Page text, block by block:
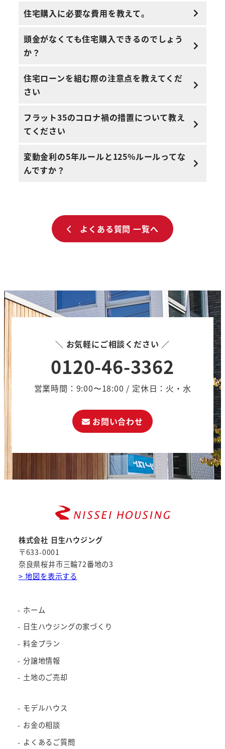
住宅購入に必要な費用を教えて。
頭金がなくても住宅購入できるのでしょう
か？
住宅ローンを組む際の注意点を教えてくだ
さい
フラット35のコロナ禍の措置について教え
てください
変動金利の5年ルールと125%ルールってな
んですか？
よくある質問 一覧へ
＼ お気軽にご相談ください ／
0120-46-3362
営業時間：9:00〜18:00 / 定休日：火・水
お問い合わせ
株式会社 日生ハウジング
〒633-0001
奈良県桜井市三輪72番地の3
> 地図を表示する
ホーム
日生ハウジングの家づくり
料金プラン
分譲地情報
土地のご売却
モデルハウス
お金の相談
よくあるご質問